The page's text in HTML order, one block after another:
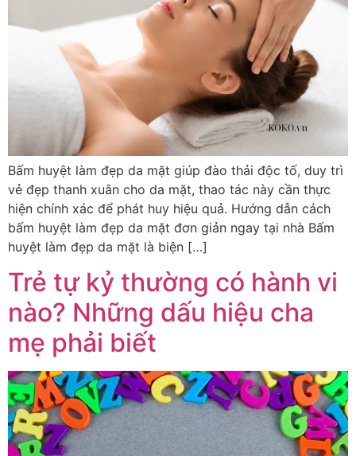
Bấm huyệt làm đẹp da mặt giúp đào thải độc tố, duy trì
vẻ đẹp thanh xuân cho da mặt, thao tác này cần thực
hiện chính xác để phát huy hiệu quả. Hướng dẫn cách
bấm huyệt làm đẹp da mặt đơn giản ngay tại nhà Bấm
huyệt làm đẹp da mặt là biện […]
Trẻ tự kỷ thường có hành vi
nào? Những dấu hiệu cha
mẹ phải biết